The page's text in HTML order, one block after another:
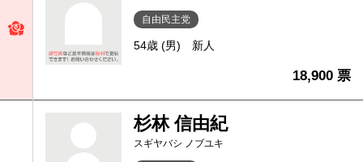
自由民主党
54歳 (男) 新人
18,900 票
杉林 信由紀
スギヤバシ ノブユキ